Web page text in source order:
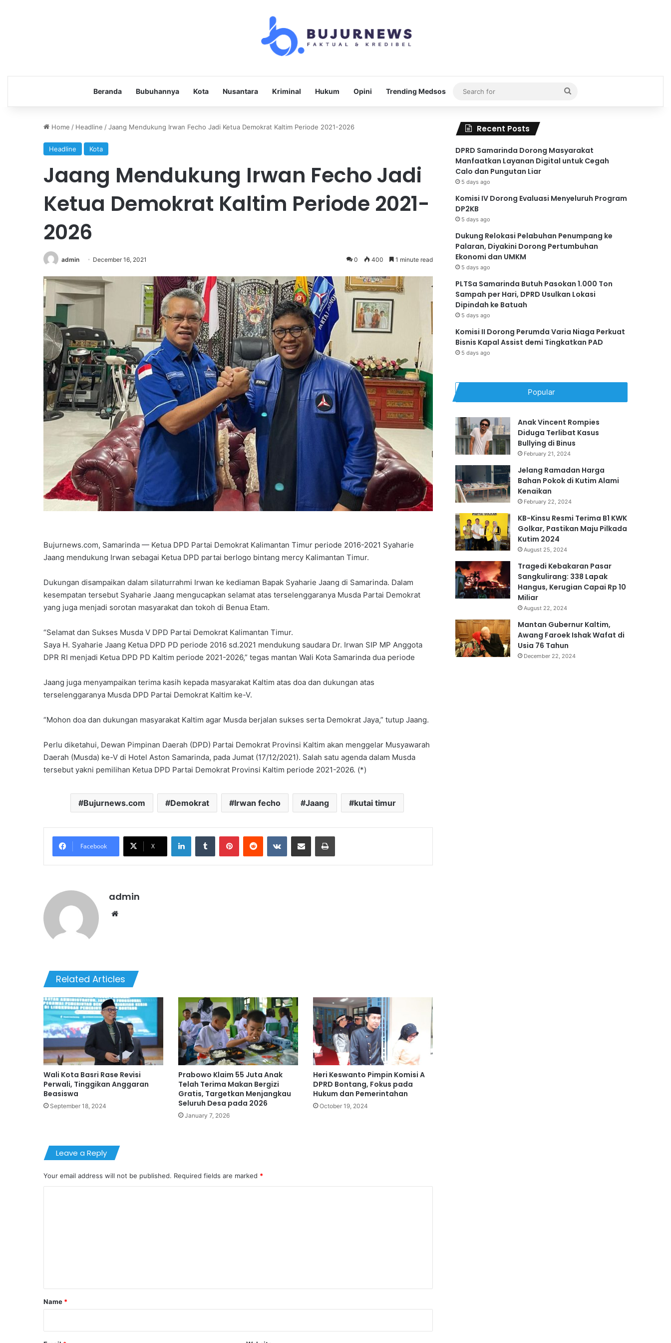
Beranda Bubuhannya Kota Nusantara Kriminal Hukum Opini Trending Medsos
Search
for
Home / Headline /Jaang Mendukung Irwan Fecho Jadi Ketua Demokrat Kaltim Periode 2021-2026
Headline Kota
Jaang Mendukung Irwan Fecho Jadi
Ketua Demokrat Kaltim Periode 2021-
2026
admin December 16, 2021 0 400 1 minute read
Bujurnews.com, Samarinda — Ketua DPD Partai Demokrat Kalimantan Timur periode 2016-2021 Syaharie
Jaang mendukung Irwan sebagai Ketua DPD partai berlogo bintang mercy Kalimantan Timur.
Dukungan disampaikan dalam silaturrahmi Irwan ke kediaman Bapak Syaharie Jaang di Samarinda. Dalam
kesempatan tersebut Syaharie Jaang mengucapkan selamat atas terselenggaranya Musda Partai Demokrat
yang juga menjadi sorotan masyarakat dan tokoh di Benua Etam.
“Selamat dan Sukses Musda V DPD Partai Demokrat Kalimantan Timur.
Saya H. Syaharie Jaang Ketua DPD PD periode 2016 sd.2021 mendukung saudara Dr. Irwan SIP MP Anggota
DPR RI menjadi Ketua DPD PD Kaltim periode 2021-2026,” tegas mantan Wali Kota Samarinda dua periode
Jaang juga menyampaikan terima kasih kepada masyarakat Kaltim atas doa dan dukungan atas
terselenggaranya Musda DPD Partai Demokrat Kaltim ke-V.
“Mohon doa dan dukungan masyarakat Kaltim agar Musda berjalan sukses serta Demokrat Jaya,” tutup Jaang.
Perlu diketahui, Dewan Pimpinan Daerah (DPD) Partai Demokrat Provinsi Kaltim akan menggelar Musyawarah
Daerah (Musda) ke-V di Hotel Aston Samarinda, pada Jumat (17/12/2021). Salah satu agenda dalam Musda
tersebut yakni pemilihan Ketua DPD Partai Demokrat Provinsi Kaltim periode 2021-2026. (*)
Bujurnews.com Demokrat Irwan fecho Jaang kutai timur
Facebook X
LinkedInTumblr PinterestReddit VKontakteShare via Email Print
admin
Related Articles
Wali Kota Basri Rase Revisi
Perwali, Tinggikan Anggaran
Beasiswa
September 18, 2024
Prabowo Klaim 55 Juta Anak
Telah Terima Makan Bergizi
Gratis, Targetkan Menjangkau
Seluruh Desa pada 2026
January 7, 2026
Heri Keswanto Pimpin Komisi A
DPRD Bontang, Fokus pada
Hukum dan Pemerintahan
October 19, 2024
Leave a Reply
Your email address will not be published. Required fields are marked *
*
Name *
Recent Posts
DPRD Samarinda Dorong Masyarakat
Manfaatkan Layanan Digital untuk Cegah
Calo dan Pungutan Liar
5 days ago
Komisi IV Dorong Evaluasi Menyeluruh Program
DP2KB
5 days ago
Dukung Relokasi Pelabuhan Penumpang ke
Palaran, Diyakini Dorong Pertumbuhan
Ekonomi dan UMKM
5 days ago
PLTSa Samarinda Butuh Pasokan 1.000 Ton
Sampah per Hari, DPRD Usulkan Lokasi
Dipindah ke Batuah
5 days ago
Komisi II Dorong Perumda Varia Niaga Perkuat
Bisnis Kapal Assist demi Tingkatkan PAD
5 days ago
Popular
Anak Vincent Rompies
Diduga Terlibat Kasus
Bullying di Binus
February 21, 2024
Jelang Ramadan Harga
Bahan Pokok di Kutim Alami
Kenaikan
February 22, 2024
KB-Kinsu Resmi Terima B1 KWK
Golkar, Pastikan Maju Pilkada
Kutim 2024
August 25, 2024
Tragedi Kebakaran Pasar
Sangkulirang: 338 Lapak
Hangus, Kerugian Capai Rp 10
Miliar
August 22, 2024
Mantan Gubernur Kaltim,
Awang Faroek Ishak Wafat di
Usia 76 Tahun
December 22, 2024